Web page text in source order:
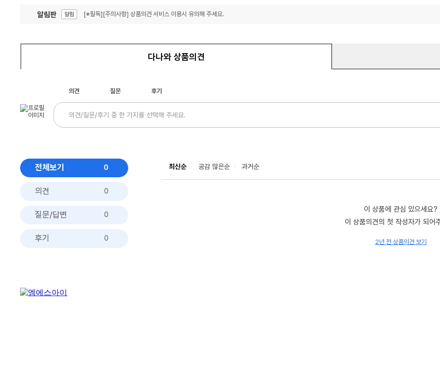
알림판 알림 [※필독][주의사항] 상품의견 서비스 이용시 유의해 주세요.
다나와 상품의견
의견 질문 후기
전체보기 0
의견 0
질문/답변 0
후기 0
최신순 공감 많은순 과거순
이 상품에 관심 있으세요?
이 상품의견의 첫 작성자가 되어
2년 전 상품의견 보기